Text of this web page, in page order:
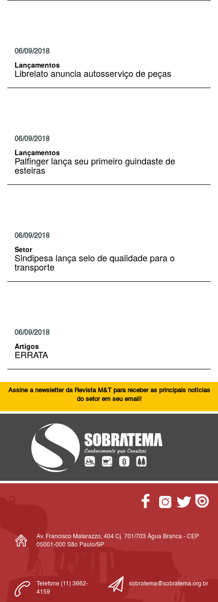
06/09/2018
Lançamentos
Librelato anuncia autosserviço de peças
06/09/2018
Lançamentos
Palfinger lança seu primeiro guindaste de
esteiras
06/09/2018
Setor
Sindipesa lança selo de qualidade para o
transporte
06/09/2018
Artigos
ERRATA
Assine a newsletter da Revista M&T para receber as principais notícias
do setor em seu email!
Av. Francisco Matarazzo, 404 Cj. 701/703 Água Branca - CEP
05001-000 São Paulo/SP
Telefone (11) 3662-
4159
sobratema@sobratema.org.br